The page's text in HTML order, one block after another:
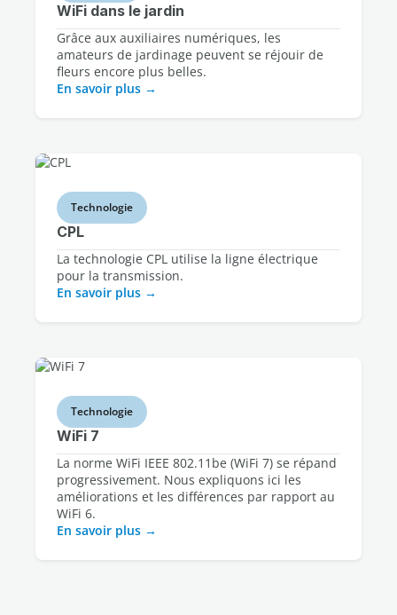
WiFi dans le jardin
Grâce aux auxiliaires numériques, les
amateurs de jardinage peuvent se réjouir de
fleurs encore plus belles.
En savoir plus
Technologie
CPL
La technologie CPL utilise la ligne électrique
pour la transmission.
En savoir plus
Technologie
WiFi 7
La norme WiFi IEEE 802.11be (WiFi 7) se répand
progressivement. Nous expliquons ici les
améliorations et les différences par rapport au
WiFi 6.
En savoir plus